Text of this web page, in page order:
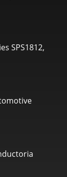
SPS1812,